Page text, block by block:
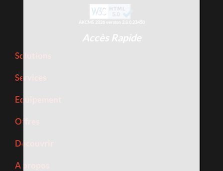
AKCMS 2026 version 2.8.0.23450
Accès Rapide
Solutions
Services
Equipement
Offres
Découvrir
A propos